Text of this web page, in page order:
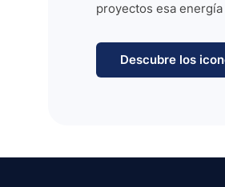
proyectos esa
Descubre los